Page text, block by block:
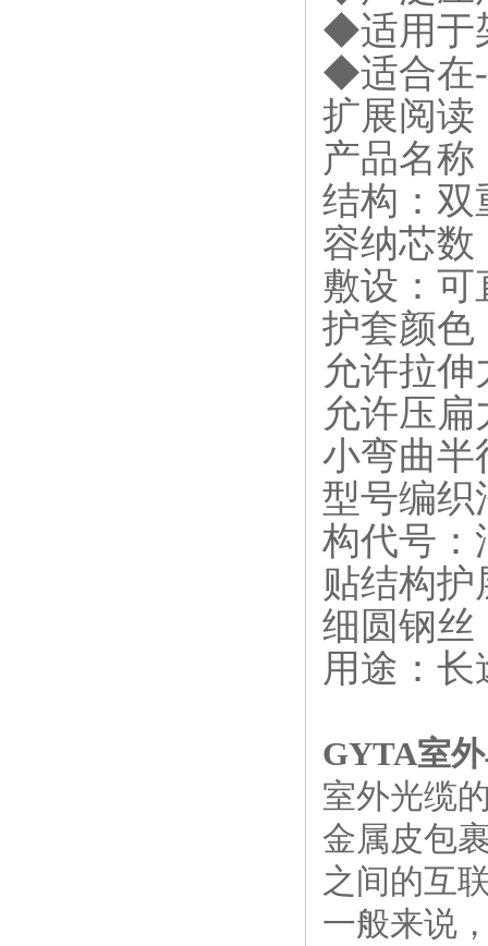
◆适用于
◆适合
扩展阅读
产品名称
结构：双
容纳芯数
敷设：可
护套颜色
允许拉伸
允许压扁
小弯曲半
型号编织
构代号
贴结构
细圆钢丝
用途：
GYTA室
室外光缆
金属皮包
之间的互
一般来说